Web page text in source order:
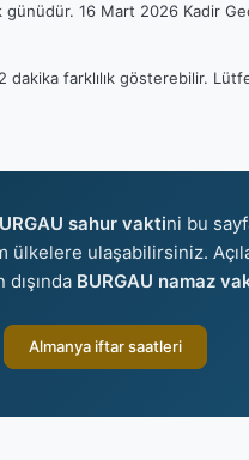
16 Mart 2026 Kadir
dakika farklılık gösterebilir.
sahur vaktini bu
ülkelere ulaşabilirsiniz.
BURGAU namaz
Almanya iftar saatleri